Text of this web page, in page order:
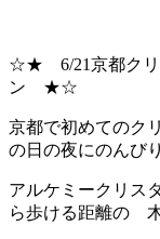
☆★ 6/21京都クリ
ン ★☆
京都で初めてのク
の日の夜にのんび
アルケミークリス
ら歩ける距離の